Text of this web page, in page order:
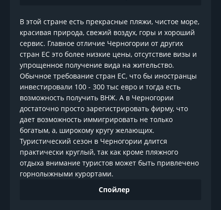
В этой стране есть прекрасные пляжи, чистое море,
красивая природа, свежий воздух, горы и хороший
сервис. Главное отличие Черногории от других
стран ЕС это более низкие цены, отсутствие визы и
упрощенное получение вида на жительство.
Обычное требование стран ЕС, что бы иностранцы
инвестировали 100 - 300 тыс евро и тогда есть
возможность получить ВНЖ. А в Черногории
достаточно просто зарегистрировать фирму, что
дает возможность иммигрировать не только
богатым, а, широкому кругу желающих.
Туристический сезон в Черногории длится
практически круглый, так как кроме пляжного
отдыха внимание туристов может быть привлечено
горнолыжными курортами.
Спойлер